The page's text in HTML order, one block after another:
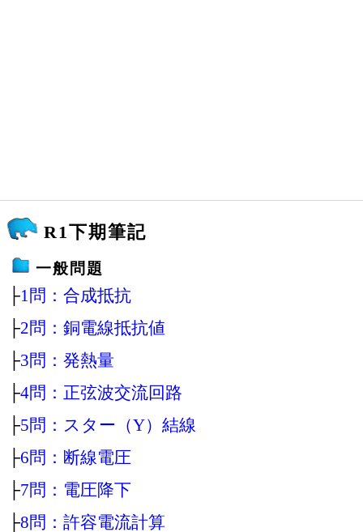
R1下期筆記
一般問題
├1問：合成抵抗
├2問：銅電線抵抗値
├3問：発熱量
├4問：正弦波交流回路
├5問：スター（Y）結線
├6問：断線電圧
├7問：電圧降下
├8問：許容電流計算